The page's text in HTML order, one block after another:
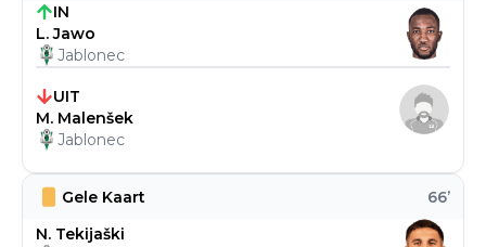
Gele Kaart 66’
N. Tekijaški
IN
L. Jawo
Jablonec
UIT
M. Malenšek
Jablonec